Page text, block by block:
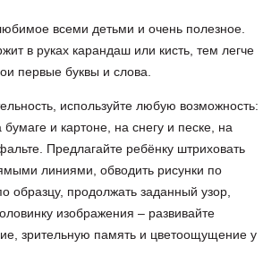
всеми детьми и очень полезное.
в руках карандаш или кисть, тем легче
первые буквы и слова.
используйте любую возможность:
и картоне, на снегу и песке, на
Предлагайте ребёнку штриховать
линиями, обводить рисунки по
образцу, продолжать заданный узор,
изображения – развивайте
зрительную память и цветоощущение у